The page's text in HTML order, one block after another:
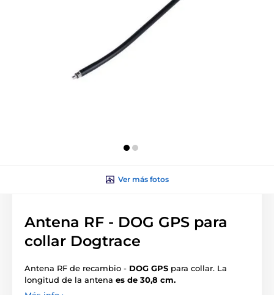
Ver más fotos
Antena RF - DOG GPS para
collar Dogtrace
Antena RF de recambio - DOG GPS para collar. La
longitud de la antena es de 30,8 cm.